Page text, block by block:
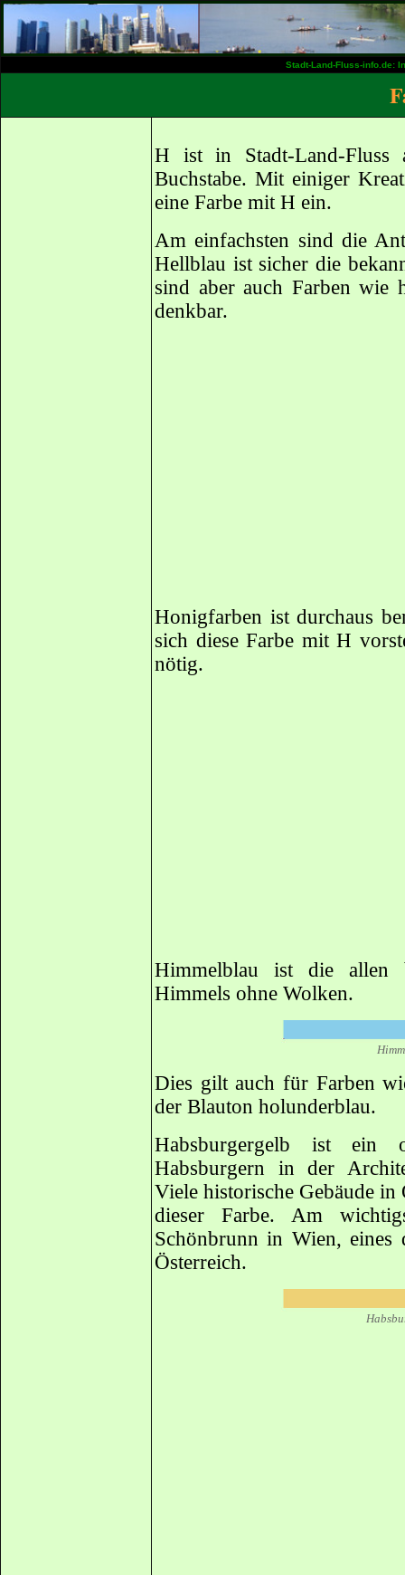
Stadt-Land-Fluss-info.de:
H ist in Stadt-Land-Fluss
Buchstabe. Mit einiger
eine Farbe mit H ein.
Am einfachsten sind die
Hellblau ist sicher die
sind aber auch Farben wie
denkbar.
Honigfarben ist durchaus
sich diese Farbe mit H
nötig.
Himmelblau ist die allen
Himmels ohne Wolken.
Dies gilt auch für Farben
der Blauton holunderblau.
Habsburgergelb ist ein
Habsburgern in der
Viele historische Gebäude
dieser Farbe. Am
Schönbrunn in Wien, eines
Österreich.